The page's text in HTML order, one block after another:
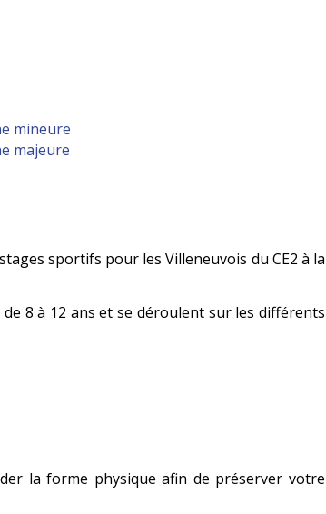
mineure
majeure
sportifs pour les Villeneuvois du CE2 à la
8 à 12 ans et se déroulent sur les différents
la forme physique afin de préserver votre